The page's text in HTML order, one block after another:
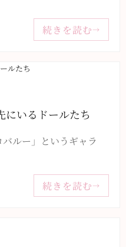
続きを読む→
にいるドールたち
ルー」というギャラ
続きを読む→